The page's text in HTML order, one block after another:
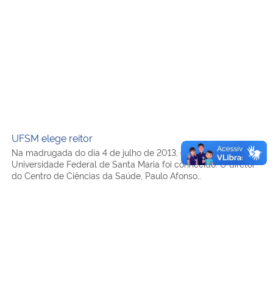
UFSM elege reitor
Na madrugada do dia 4 de julho de 2013, o novo reitor da
Universidade Federal de Santa Maria foi conhecido. O diretor
do Centro de Ciências da Saúde, Paulo Afonso…